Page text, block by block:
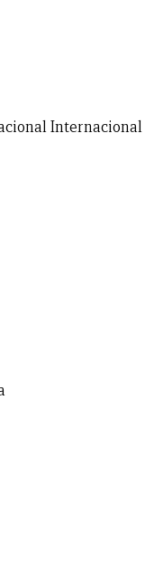
Internacional